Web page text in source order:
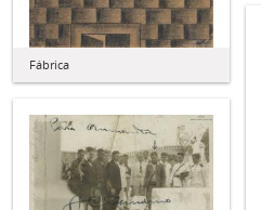
Fábrica